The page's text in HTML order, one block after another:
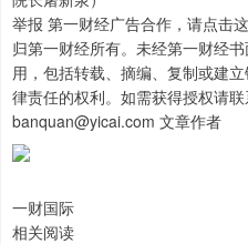
举报 第一财经广告合作，请点击
归第一财经所有。未经第一财经
用，包括转载、摘编、复制或建
律责任的权利。如需获得授权请联
banquan@yicai.com 文章作者
一财国际
相关阅读